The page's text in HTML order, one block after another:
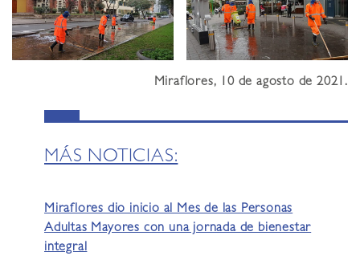
Miraflores, 10 de agosto de 2021.
MÁS NOTICIAS:
Miraflores dio inicio al Mes de las Personas
Adultas Mayores con una jornada de bienestar
integral